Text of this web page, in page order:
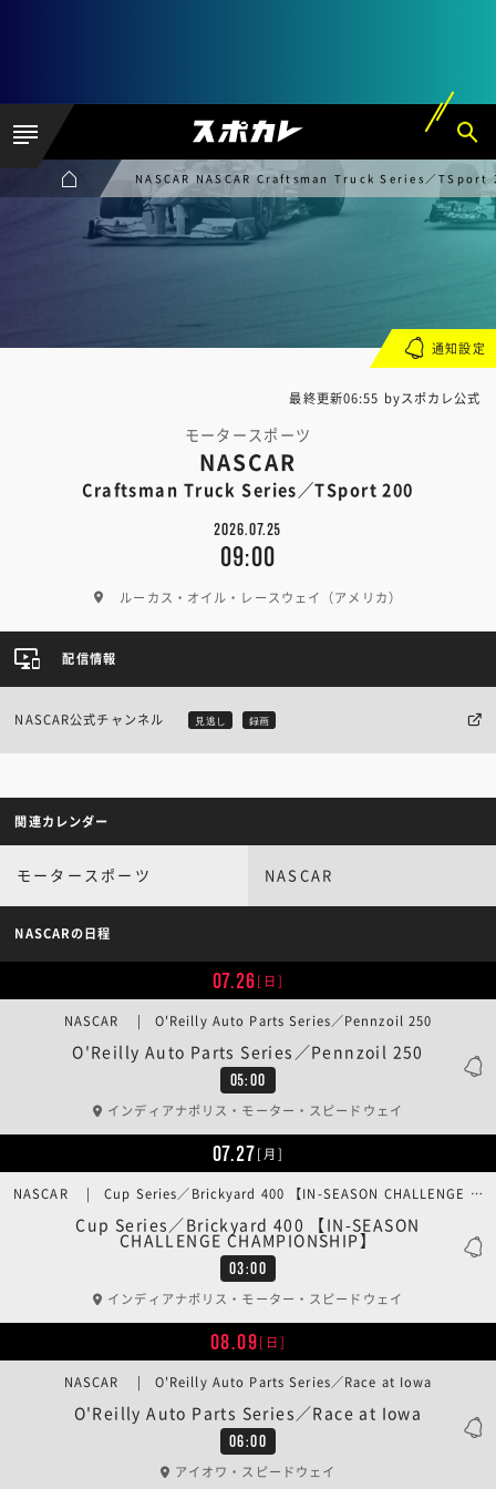
NASCAR NASCAR Craftsman Truck Series／TSport
最終更新06:55 byスポカレ公式
モータースポーツ
NASCAR
Craftsman Truck Series／TSport 200
2026.07.25
09:00
ルーカス・オイル・レースウェイ（アメリカ）
通知設定
配信情報
NASCAR公式チャンネル 見逃し 録画
関連カレンダー
モータースポーツ NASCAR
NASCARの日程
07.26[日]
05:00
O'Reilly Auto Parts Series／Pennzoil 250
NASCAR | O'Reilly Auto Parts Series／Pennzoil 250
インディアナポリス・モーター・スピードウェイ
07.27[月]
03:00
Cup Series／Brickyard 400 【IN-SEASON
CHALLENGE CHAMPIONSHIP】
NASCAR | Cup Series／Brickyard 400 【IN-SEASON CHALLENGE CHAMPIONSHIP】
インディアナポリス・モーター・スピードウェイ
08.09[日]
06:00
O'Reilly Auto Parts Series／Race at Iowa
NASCAR | O'Reilly Auto Parts Series／Race at Iowa
アイオワ・スピードウェイ